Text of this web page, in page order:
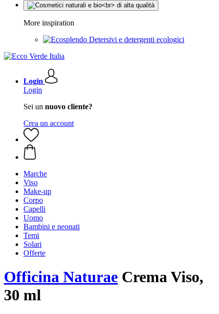
More inspiration
Detersivi e detergenti ecologici
Login
Login
Sei un nuovo cliente?
Crea un account
Marche
Viso
Make-up
Corpo
Capelli
Uomo
Bambini e neonati
Temi
Solari
Offerte
Officina Naturae Crema Viso,
30 ml